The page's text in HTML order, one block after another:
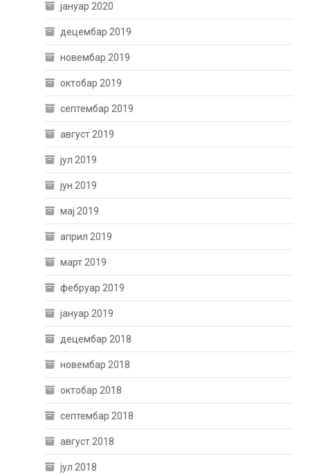
јануар 2020
децембар 2019
новембар 2019
октобар 2019
септембар 2019
август 2019
јул 2019
јун 2019
мај 2019
април 2019
март 2019
фебруар 2019
јануар 2019
децембар 2018
новембар 2018
октобар 2018
септембар 2018
август 2018
јул 2018